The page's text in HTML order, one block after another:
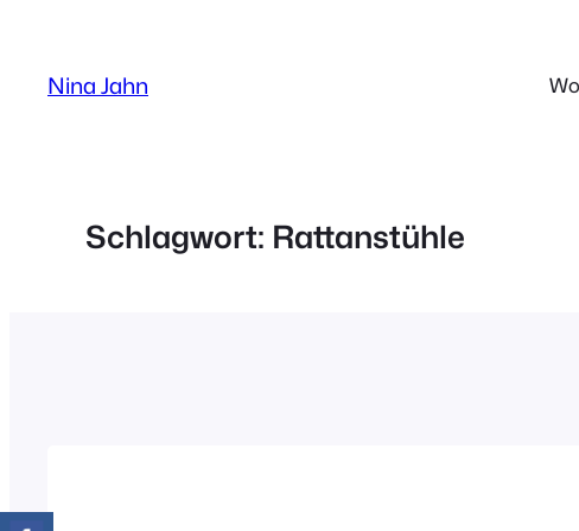
springen
Nina Jahn
Schlagwort: Rattanstühle